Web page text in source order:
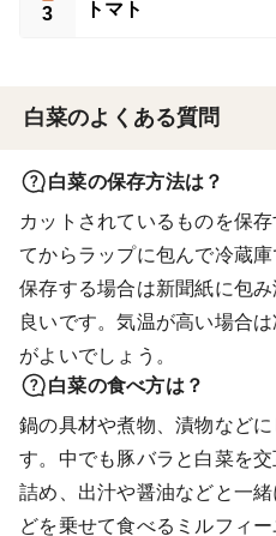
3 トマト
白菜のよくある質問
白菜の保存方法は？
カットされているものを保
てからラップに包んで冷蔵
保存する場合は新聞紙に包
良いです。気温が高い場合
がよいでしょう。
白菜の食べ方は？
鍋の具材や煮物、漬物など
す。中でも豚バラと白菜を
詰め、出汁や醤油などと一
どを乗せて食べるミルフィ